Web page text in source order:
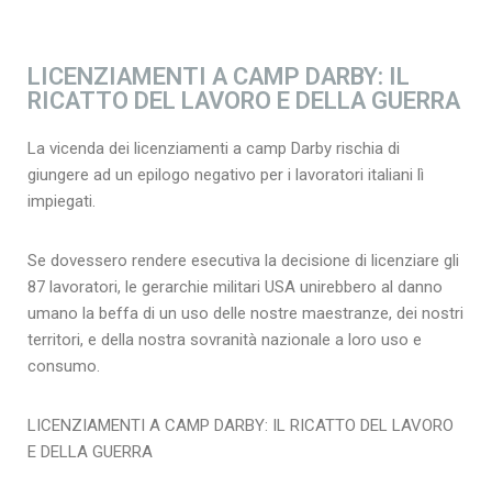
LICENZIAMENTI A CAMP DARBY: IL
RICATTO DEL LAVORO E DELLA GUERRA
La vicenda dei licenziamenti a camp Darby rischia di
giungere ad un epilogo negativo per i lavoratori italiani lì
impiegati.
Se dovessero rendere esecutiva la decisione di licenziare gli
87 lavoratori, le gerarchie militari USA unirebbero al danno
umano la beffa di un uso delle nostre maestranze, dei nostri
territori, e della nostra sovranità nazionale a loro uso e
consumo.
LICENZIAMENTI A CAMP DARBY: IL RICATTO DEL LAVORO
E DELLA GUERRA